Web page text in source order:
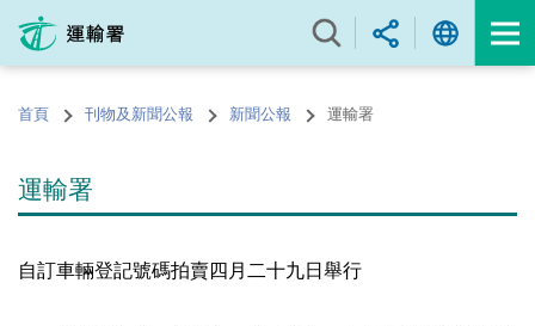
內
的首頁 刊物及新聞公報 新聞公報 運輸署
運輸署
自訂車輛登記號碼拍賣四月二十九日舉行